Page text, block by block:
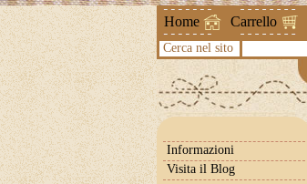
Home Carrello
Cerca nel sito
Informazioni
Visita il Blog